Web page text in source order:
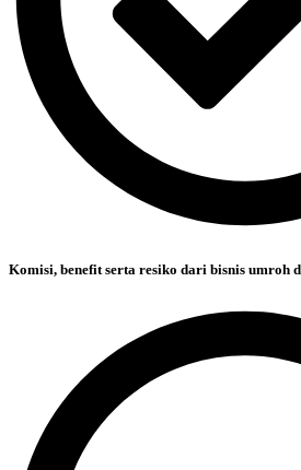
Komisi, benefit serta resiko dari bisnis umroh